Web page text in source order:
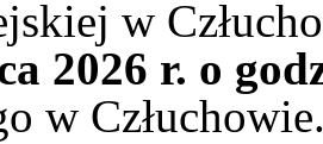
w
2026 r. o
w